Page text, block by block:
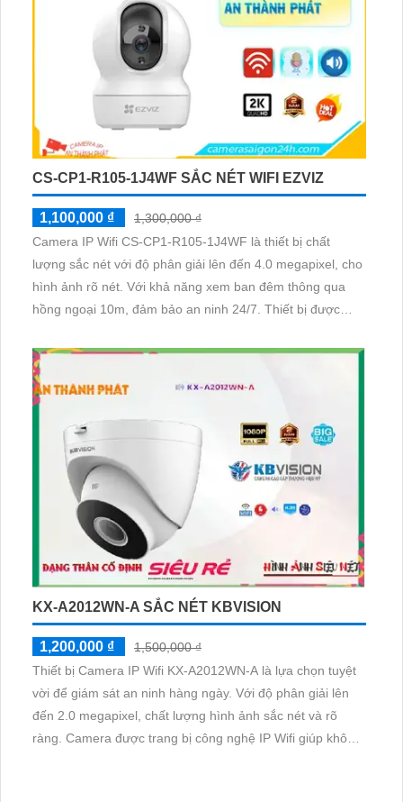
CS-CP1-R105-1J4WF SẮC NÉT WIFI EZVIZ
1,100,000 ₫
1,300,000 ₫
Camera IP Wifi CS-CP1-R105-1J4WF là thiết bị chất
lượng sắc nét với độ phân giải lên đến 4.0 megapixel, cho
hình ảnh rõ nét. Với khả năng xem ban đêm thông qua
hồng ngoại 10m, đảm bảo an ninh 24/7. Thiết bị được
ảnh
KX-A2012WN-A SẮC NÉT KBVISION
1,200,000 ₫
1,500,000 ₫
Thiết bị Camera IP Wifi KX-A2012WN-A là lựa chọn tuyệt
vời để giám sát an ninh hàng ngày. Với độ phân giải lên
đến 2.0 megapixel, chất lượng hình ảnh sắc nét và rõ
ràng. Camera được trang bị công nghệ IP Wifi giúp không